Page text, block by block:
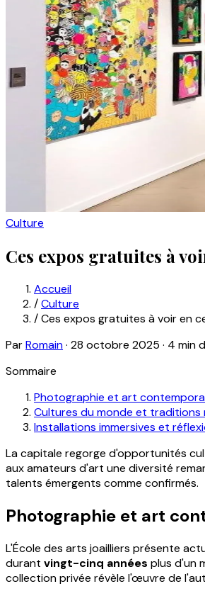
Culture
Ces expos gratuites à
Accueil
/Culture
/Ces expos gratuites à voir en
ParRomain· 28 octobre 2025 · 4 min
Sommaire
Photographie et art
Cultures du monde et traditions
Installations immersives et
La capitale regorge d'opportunités
aux amateurs d'art une diversité
talents émergents comme confirmés.
Photographie et art
L'École des arts joailliers présente
durant vingt-cinq années plus d'un
collection privée révèle l'œuvre de